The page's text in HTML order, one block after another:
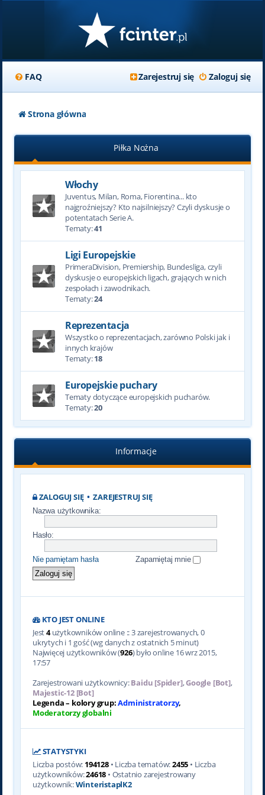
FAQ Zaloguj się
Zarejestruj się
Strona główna
Piłka Nożna
Włochy
Juventus, Milan, Roma, Fiorentina... kto
najgroźniejszy? Kto najsilniejszy? Czyli dyskusje o
potentatach Serie A.
Tematy:41
Ligi Europejskie
PrimeraDivision, Premiership, Bundesliga, czyli
dyskusje o europejskich ligach, grających w nich
zespołach i zawodnikach.
Tematy:24
Reprezentacja
Wszystko o reprezentacjach, zarówno Polski jak i
innych krajów
Tematy:18
Europejskie puchary
Tematy dotyczące europejskich pucharów.
Tematy:20
Informacje
ZALOGUJ SIĘ•ZAREJESTRUJ SIĘ
Nazwa użytkownika:
Hasło:
Nie pamiętam hasła Zapamiętaj mnie
KTO JEST ONLINE
Jest4użytkowników online :: 3 zarejestrowanych, 0
ukrytych i 1 gość (wg danych z ostatnich 5 minut)
Najwięcej użytkowników (926) było online 16 wrz 2015,
17:57
Zarejestrowani użytkownicy:Baidu [Spider],Google [Bot],
Majestic-12 [Bot]
Legenda – kolory grup:Administratorzy,
Moderatorzy globalni
STATYSTYKI
Liczba postów: 194128• Liczba tematów:2455 • Liczba
użytkowników:24618 • Ostatnio zarejestrowany
użytkownik:WinteristaplK2